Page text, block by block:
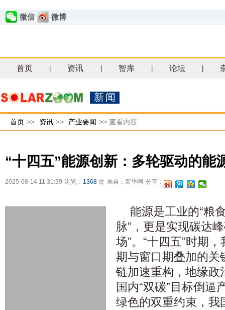
微信 微博
首页 资讯 智库 论坛
新闻
首页 >> 资讯 >> 产业要闻 >> 查看内容
“十四五”能源创新：多轮驱动的能
2025-08-14 11:31:39 浏览： 1368 次 来自：新华网 分享：
能源是工业的“粮
脉”，更是实现碳达
场”。“十四五”时期
期与窗口期叠加的关
链加速重构，地缘政
国内“双碳”目标倒逼
绿色的双重约束，我